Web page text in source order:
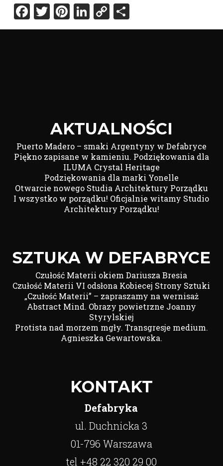
Facebook
Twitter
Pinterest
LinkedIn
Copy
Link
Share
AKTUALNOŚCI
Puerto Madero – smaki Argentyny w Defabryce
Piękno zapisane w kamieniu. Podziękowania dla
ILUMA Crystal Heritage
Podziękowania dla marki Yonelle
Otwarcie nowego Studia Architektury Porządku
I wszystko w porządku! Oficjalnie witamy Studio
Architektury Porządku!
SZTUKA W DEFABRYCE
Czułość Materii okiem Dariusza Bresia
Czułość Materii VI odsłona Kobiecej Strony Sztuki
„Czułość Materii” – zapraszamy na wernisaż
Abstract Mind. Obrazy powietrzne Joanny
Styrylskiej
Protista nad morzem mgły. Transgresje medium.
Agnieszka Gewartowska.
KONTAKT
Defabryka
ul. Duchnicka 3
01-796 Warszawa
tel +48 22 320 29 00